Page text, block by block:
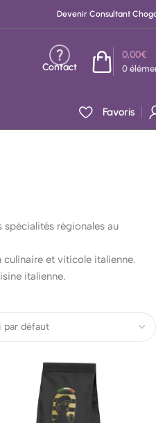
Devenir Consultant
Contact 0
0,00€
Favoris
spécialités régionales au
culinaire et viticole italienne.
italienne.